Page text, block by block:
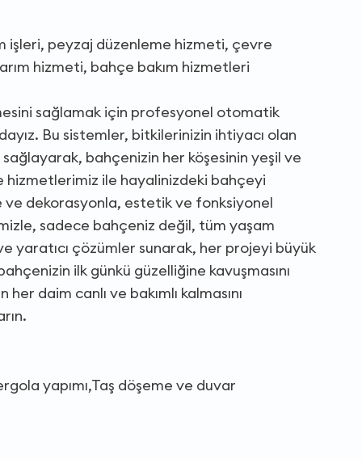
işleri, peyzaj düzenleme hizmeti, çevre
hizmeti, bahçe bakım hizmetleri
sağlamak için profesyonel otomatik
Bu sistemler, bitkilerinizin ihtiyacı olan
bahçenizin her köşesinin yeşil ve
hizmetlerimiz ile hayalinizdeki bahçeyi
dekorasyonla, estetik ve fonksiyonel
sadece bahçeniz değil, tüm yaşam
yaratıcı çözümler sunarak, her projeyi büyük
ilk günkü güzelliğine kavuşmasını
daim canlı ve bakımlı kalmasını
yapımı,Taş döşeme ve duvar